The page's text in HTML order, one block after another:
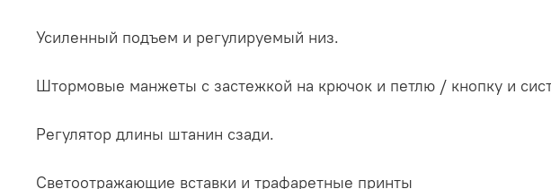
Усиленный подъем и регулируемый низ.
Штормовые манжеты с застежкой на крючок и петлю / кнопку и
Регулятор длины штанин сзади.
Светоотражающие вставки и трафаретные принты